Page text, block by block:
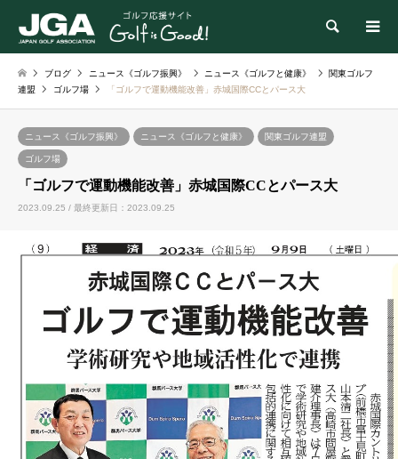
検索
ブログ ニュース《ゴルフ振興》 ニュース《ゴルフと健康》
関東ゴルフ
連盟
ゴルフ場 「ゴルフで運動機能改善」赤城国際CCとパース大
ニュース《ゴルフ振興》 ニュース《ゴルフと健康》 関東ゴルフ連盟
ゴルフ場
「ゴルフで運動機能改善」赤城国際CCとパース大
2023.09.25 / 最終更新日：2023.09.25